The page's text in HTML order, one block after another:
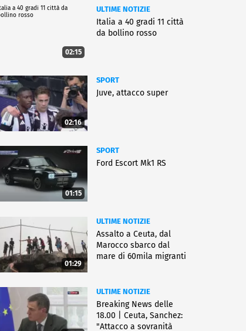
02:15
ULTIME NOTIZIE
Italia a 40 gradi 11 città
da bollino rosso
02:16
SPORT
Juve, attacco super
01:15
SPORT
Ford Escort Mk1 RS
01:29
ULTIME NOTIZIE
Assalto a Ceuta, dal
Marocco sbarco dal
mare di 60mila migranti
ULTIME NOTIZIE
Breaking News delle
18.00 | Ceuta, Sanchez:
"Attacco a sovranità